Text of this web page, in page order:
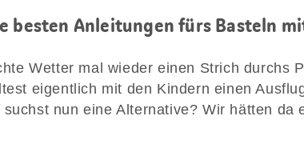
besten Anleitungen fürs Basteln
Wetter mal wieder einen Strich durchs
eigentlich mit den Kindern einen
nun eine Alternative? Wir hätten da